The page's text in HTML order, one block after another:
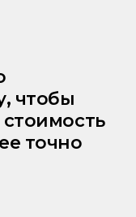
чтобы
точно